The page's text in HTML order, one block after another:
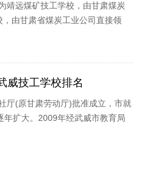
靖远煤矿技工学校，由甘肃煤炭
由甘肃省煤炭工业公司直接领
威技工学校排名
厅(原甘肃劳动厅)批准成立，市就
年扩大。2009年经武威市教育局